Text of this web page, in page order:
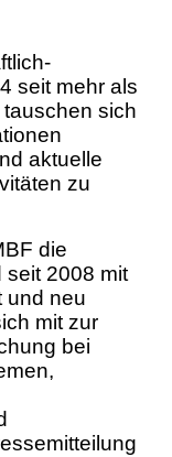
seit mehr als
sich
aktuelle
zu
die
seit 2008 mit
und neu
mit zur
bei